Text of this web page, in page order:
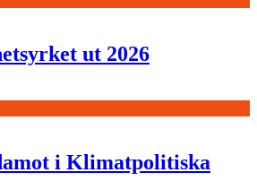
ut 2026
i Klimatpolitiska